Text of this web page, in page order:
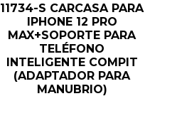
11734-S CARCASA PARA
IPHONE 12 PRO
MAX+SOPORTE PARA
TELÉFONO
INTELIGENTE COMPIT
(ADAPTADOR PARA
MANUBRIO)